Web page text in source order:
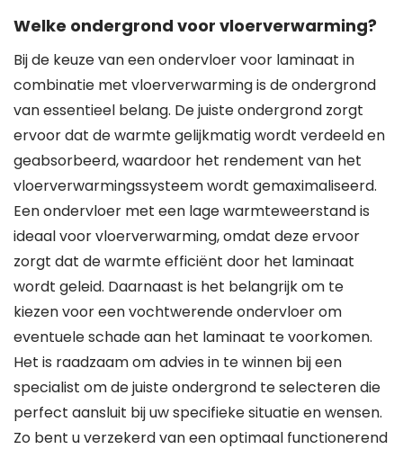
Welke ondergrond voor vloerverwarming?
Bij de keuze van een ondervloer voor laminaat in
combinatie met vloerverwarming is de ondergrond
van essentieel belang. De juiste ondergrond zorgt
ervoor dat de warmte gelijkmatig wordt verdeeld en
geabsorbeerd, waardoor het rendement van het
vloerverwarmingssysteem wordt gemaximaliseerd.
Een ondervloer met een lage warmteweerstand is
ideaal voor vloerverwarming, omdat deze ervoor
zorgt dat de warmte efficiënt door het laminaat
wordt geleid. Daarnaast is het belangrijk om te
kiezen voor een vochtwerende ondervloer om
eventuele schade aan het laminaat te voorkomen.
Het is raadzaam om advies in te winnen bij een
specialist om de juiste ondergrond te selecteren die
perfect aansluit bij uw specifieke situatie en wensen.
Zo bent u verzekerd van een optimaal functionerend